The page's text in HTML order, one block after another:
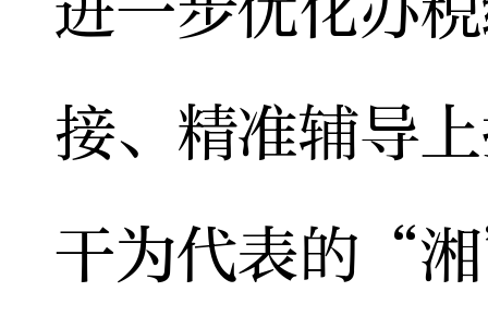
接、精准辅导
干为代表的“